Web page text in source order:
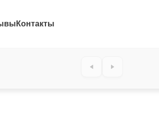
Контакты